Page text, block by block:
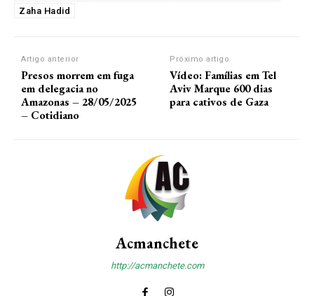
Zaha Hadid
Artigo anterior
Presos morrem em fuga
em delegacia no
Amazonas – 28/05/2025
– Cotidiano
Próximo artigo
Vídeo: Famílias em Tel
Aviv Marque 600 dias
para cativos de Gaza
Acmanchete
http://acmanchete.com